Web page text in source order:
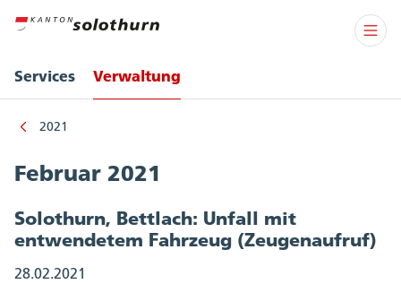
Services Verwaltung
2021
Februar 2021
Solothurn, Bettlach: Unfall mit
entwendetem Fahrzeug (Zeugenaufruf)
28.02.2021